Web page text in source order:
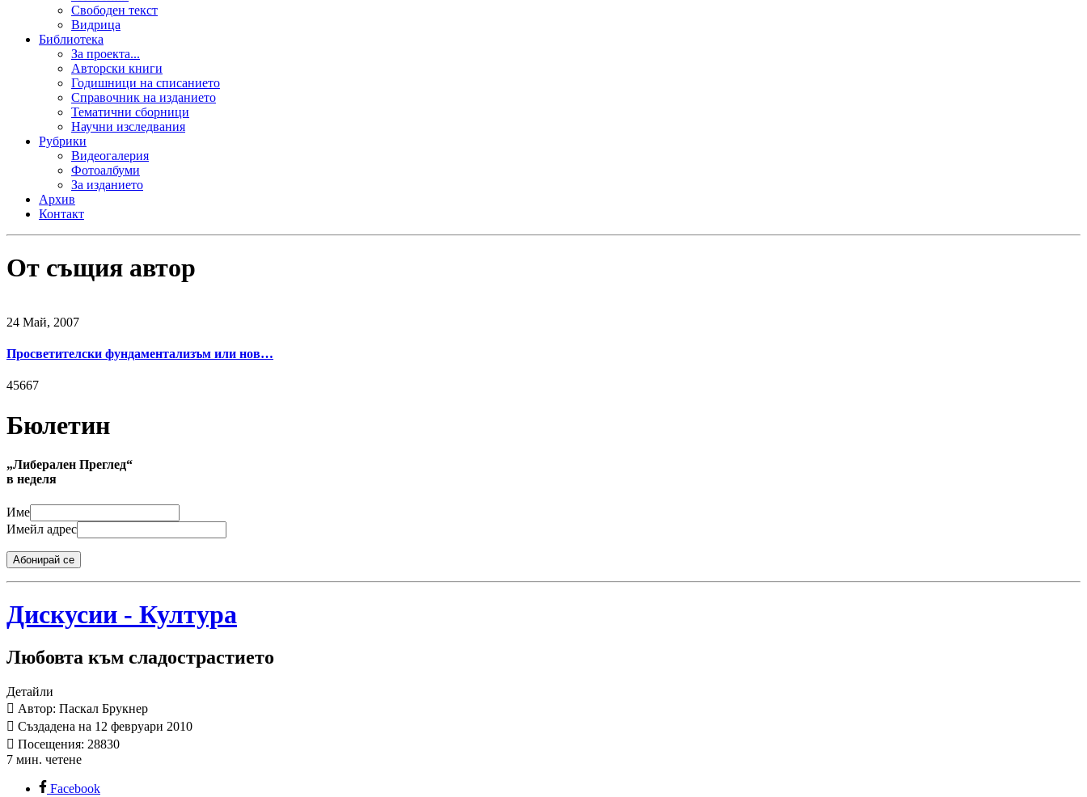
Свободен текст
Видрица
Библиотека
За проекта...
Авторски книги
Годишници на списанието
Справочник на изданието
Тематични сборници
Научни изследвания
Рубрики
Видеогалерия
Фотоалбуми
За изданието
Архив
Контакт
От същия автор
24 Май, 2007
Просветителски фундаментализъм или нов…
45667
Бюлетин
„Либерален Преглед“
в неделя
Име
Имейл адрес
Абонирай се
Дискусии - Култура
Любовта към сладострастието
Детайли
Автор: Паскал Брукнер
Създадена на 12 февруари 2010
Посещения: 28830
7 мин. четене
Facebook